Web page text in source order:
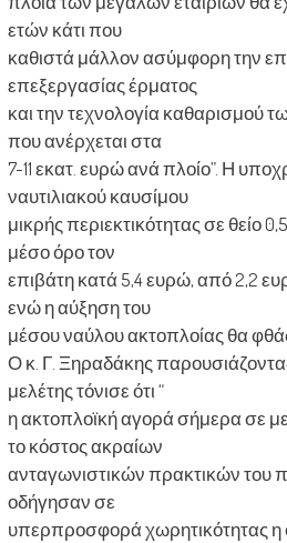
ετών κάτι που
καθιστά μάλλον ασύμφορη την
επεξεργασίας έρματος
και την τεχνολογία καθαρισμού
που ανέρχεται στα
7-11 εκατ. ευρώ ανά πλοίο”. Η
ναυτιλιακού καυσίμου
μικρής περιεκτικότητας σε θείο
μέσο όρο τον
επιβάτη κατά 5,4 ευρώ, από 2,2
ενώ η αύξηση του
μέσου ναύλου ακτοπλοίας θα
Ο κ. Γ. Ξηραδάκης
μελέτης τόνισε ότι “
η ακτοπλοϊκή αγορά σήμερα σε
το κόστος ακραίων
ανταγωνιστικών πρακτικών του
οδήγησαν σε
υπερπροσφορά χωρητικότητας η